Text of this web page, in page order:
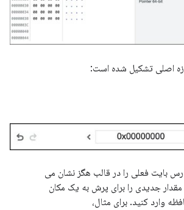
بایت فعلی را در قالب هگز نشان می
جدیدی را برای پرش به یک مکان
وارد کنید. برای مثال،